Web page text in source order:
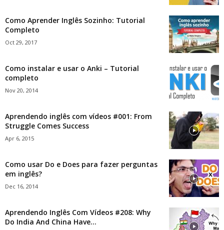
Como Aprender Inglês Sozinho: Tutorial
Completo
Oct 29, 2017
Como instalar e usar o Anki – Tutorial
completo
Nov 20, 2014
Aprendendo inglês com vídeos #001: From
Struggle Comes Success
Apr 6, 2015
Como usar Do e Does para fazer perguntas
em inglês?
Dec 16, 2014
Aprendendo Inglês Com Vídeos #208: Why
Do India And China Have...